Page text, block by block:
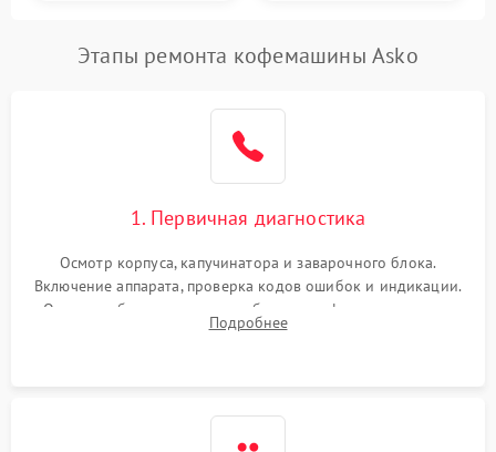
Этапы ремонта кофемашины Asko
1. Первичная диагностика
Осмотр корпуса, капучинатора и заварочного блока.
Включение аппарата, проверка кодов ошибок и индикации.
Оценка работы помпы, термоблока и кофемолки на слух.
Измерение температуры и давления воды для выявления
Подробнее